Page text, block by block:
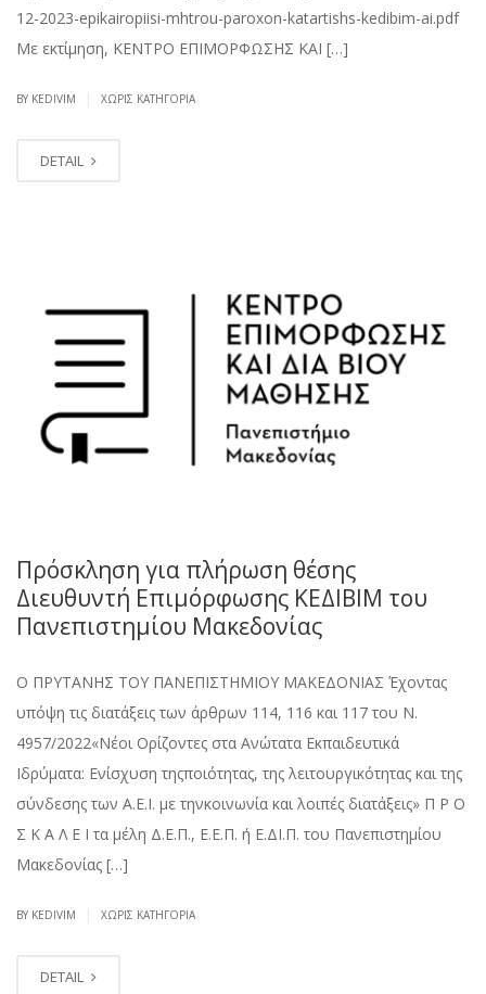
12-2023-epikairopiisi-mhtrou-paroxon-katartishs-kedibim-ai.pdf
Με εκτίμηση, ΚΕΝΤΡΟ ΕΠΙΜΟΡΦΩΣΗΣ ΚΑΙ […]
BY KEDIVIM ΧΩΡΊΣ ΚΑΤΗΓΟΡΊΑ
DETAIL
Πρόσκληση για πλήρωση θέσης
Διευθυντή Επιμόρφωσης ΚΕΔΙΒΙΜ του
Πανεπιστημίου Μακεδονίας
Ο ΠΡΥΤΑΝΗΣ ΤΟΥ ΠΑΝΕΠΙΣΤΗΜΙΟΥ ΜΑΚΕΔΟΝΙΑΣ Έχοντας
υπόψη τις διατάξεις των άρθρων 114, 116 και 117 του Ν.
4957/2022«Νέοι Ορίζοντες στα Ανώτατα Εκπαιδευτικά
Ιδρύματα: Ενίσχυση τηςποιότητας, της λειτουργικότητας και της
σύνδεσης των Α.Ε.Ι. με τηνκοινωνία και λοιπές διατάξεις» Π Ρ Ο
Σ Κ Α Λ Ε Ι τα μέλη Δ.Ε.Π., Ε.Ε.Π. ή Ε.ΔΙ.Π. του Πανεπιστημίου
Μακεδονίας […]
BY KEDIVIM ΧΩΡΊΣ ΚΑΤΗΓΟΡΊΑ
DETAIL